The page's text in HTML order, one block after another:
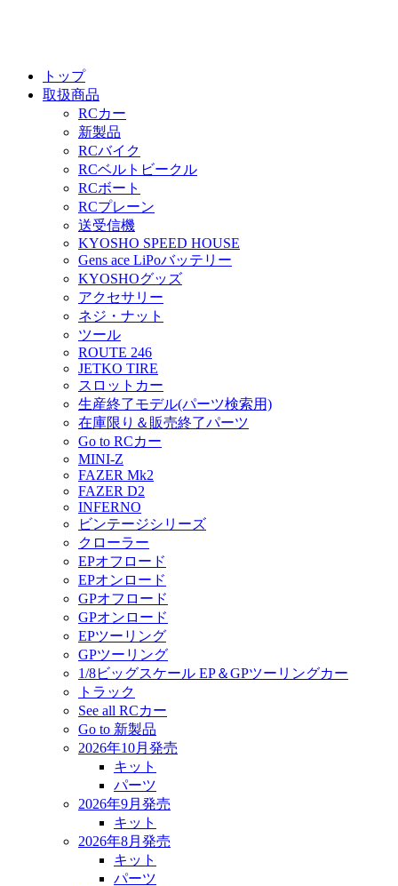
トップ
取扱商品
RCカー
新製品
RCバイク
RCベルトビークル
RCボート
RCプレーン
送受信機
KYOSHO SPEED HOUSE
Gens ace LiPoバッテリー
KYOSHOグッズ
アクセサリー
ネジ・ナット
ツール
ROUTE 246
JETKO TIRE
スロットカー
生産終了モデル(パーツ検索用)
在庫限り＆販売終了パーツ
Go to RCカー
MINI-Z
FAZER Mk2
FAZER D2
INFERNO
ビンテージシリーズ
クローラー
EPオフロード
EPオンロード
GPオフロード
GPオンロード
EPツーリング
GPツーリング
1/8ビッグスケール EP＆GPツーリングカー
トラック
See all RCカー
Go to 新製品
2026年10月発売
キット
パーツ
2026年9月発売
キット
2026年8月発売
キット
パーツ